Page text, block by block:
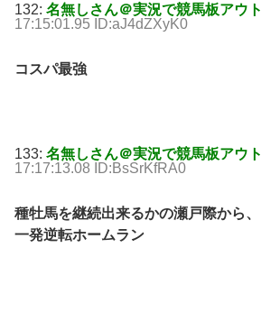
132: 名無しさん＠実況で競馬板アウト
17:15:01.95 ID:aJ4dZXyK0
コスパ最強
133: 名無しさん＠実況で競馬板アウト
17:17:13.08 ID:BsSrKfRA0
種牡馬を継続出来るかの瀬戸際から、
一発逆転ホームラン